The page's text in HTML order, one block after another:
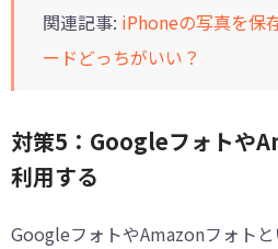
関連記事: iPhoneの写真を保
ードどっちがいい？
対策5：Googleフォトや
利用する
GoogleフォトやAmazonフォト